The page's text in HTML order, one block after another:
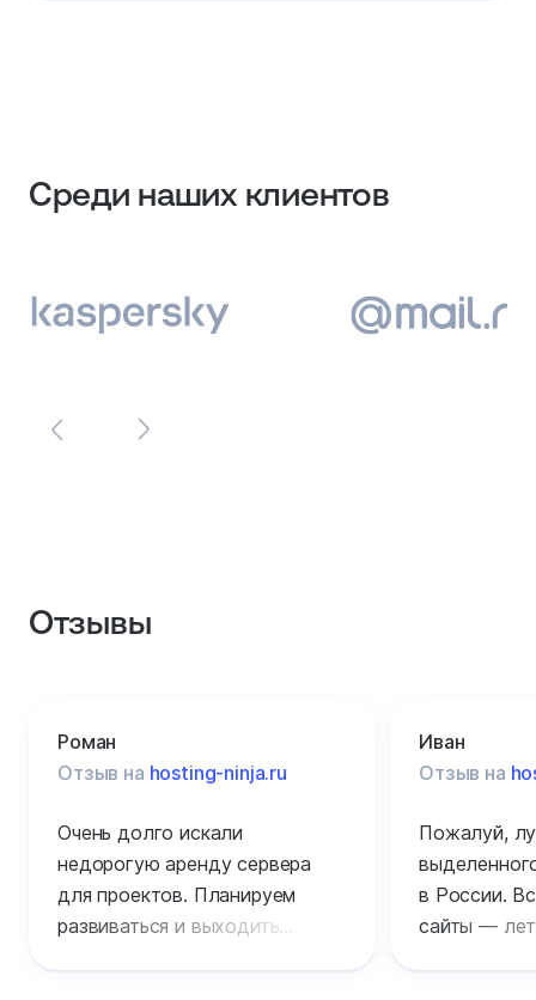
Среди наших клиентов
Отзывы
Роман
Отзыв на hosting-ninja.ru
Очень долго искали
недорогую аренду сервера
для проектов. Планируем
развиваться и выходить
Иван
Отзыв на
Пожалуй,
в России.
сайты —